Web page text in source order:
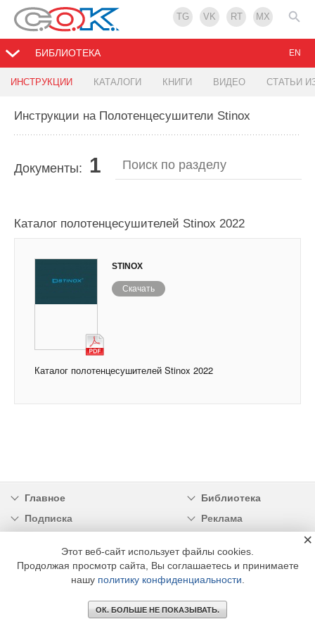
TG VK RT MX
БИБЛИОТЕКА
ИНСТРУКЦИИ КАТАЛОГИ КНИГИ ВИДЕО СТАТЬИ
EN
Инструкции на Полотенцесушители Stinox
Документы: 1
Каталог полотенцесушителей Stinox 2022
STINOX
Скачать
Каталог полотенцесушителей Stinox 2022
Главное
Библиотека
Подписка
Реклама
© 2002 - 2026 OOO Издательский дом «МЕДИА ТЕХНОЛОДЖИ» +7 (495) 665-00-
Этот веб-сайт использует файлы cookies.
Продолжая просмотр сайта, Вы соглашаетесь и принимаете
нашу политику конфиденциальности
ОК. БОЛЬШЕ НЕ ПОКАЗЫВАТЬ.
×